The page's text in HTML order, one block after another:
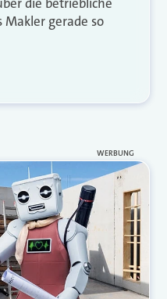
Makler gerade so
WERBUNG